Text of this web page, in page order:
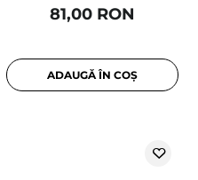
81,00 RON
ADAUGĂ ÎN COȘ